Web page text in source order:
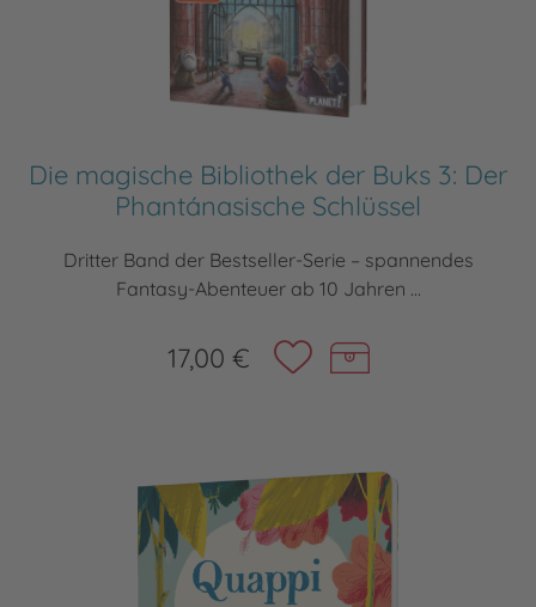
Die magische Bibliothek der Buks 3: Der
Phantánasische Schlüssel
Dritter Band der Bestseller-Serie – spannendes
Fantasy-Abenteuer ab 10 Jahren ...
17,00 €